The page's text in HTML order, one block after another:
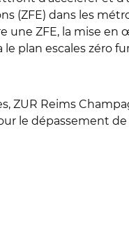
(ZFE) dans les
ZFE, la mise en
plan escales zéro
ZUR Reims
le dépassement